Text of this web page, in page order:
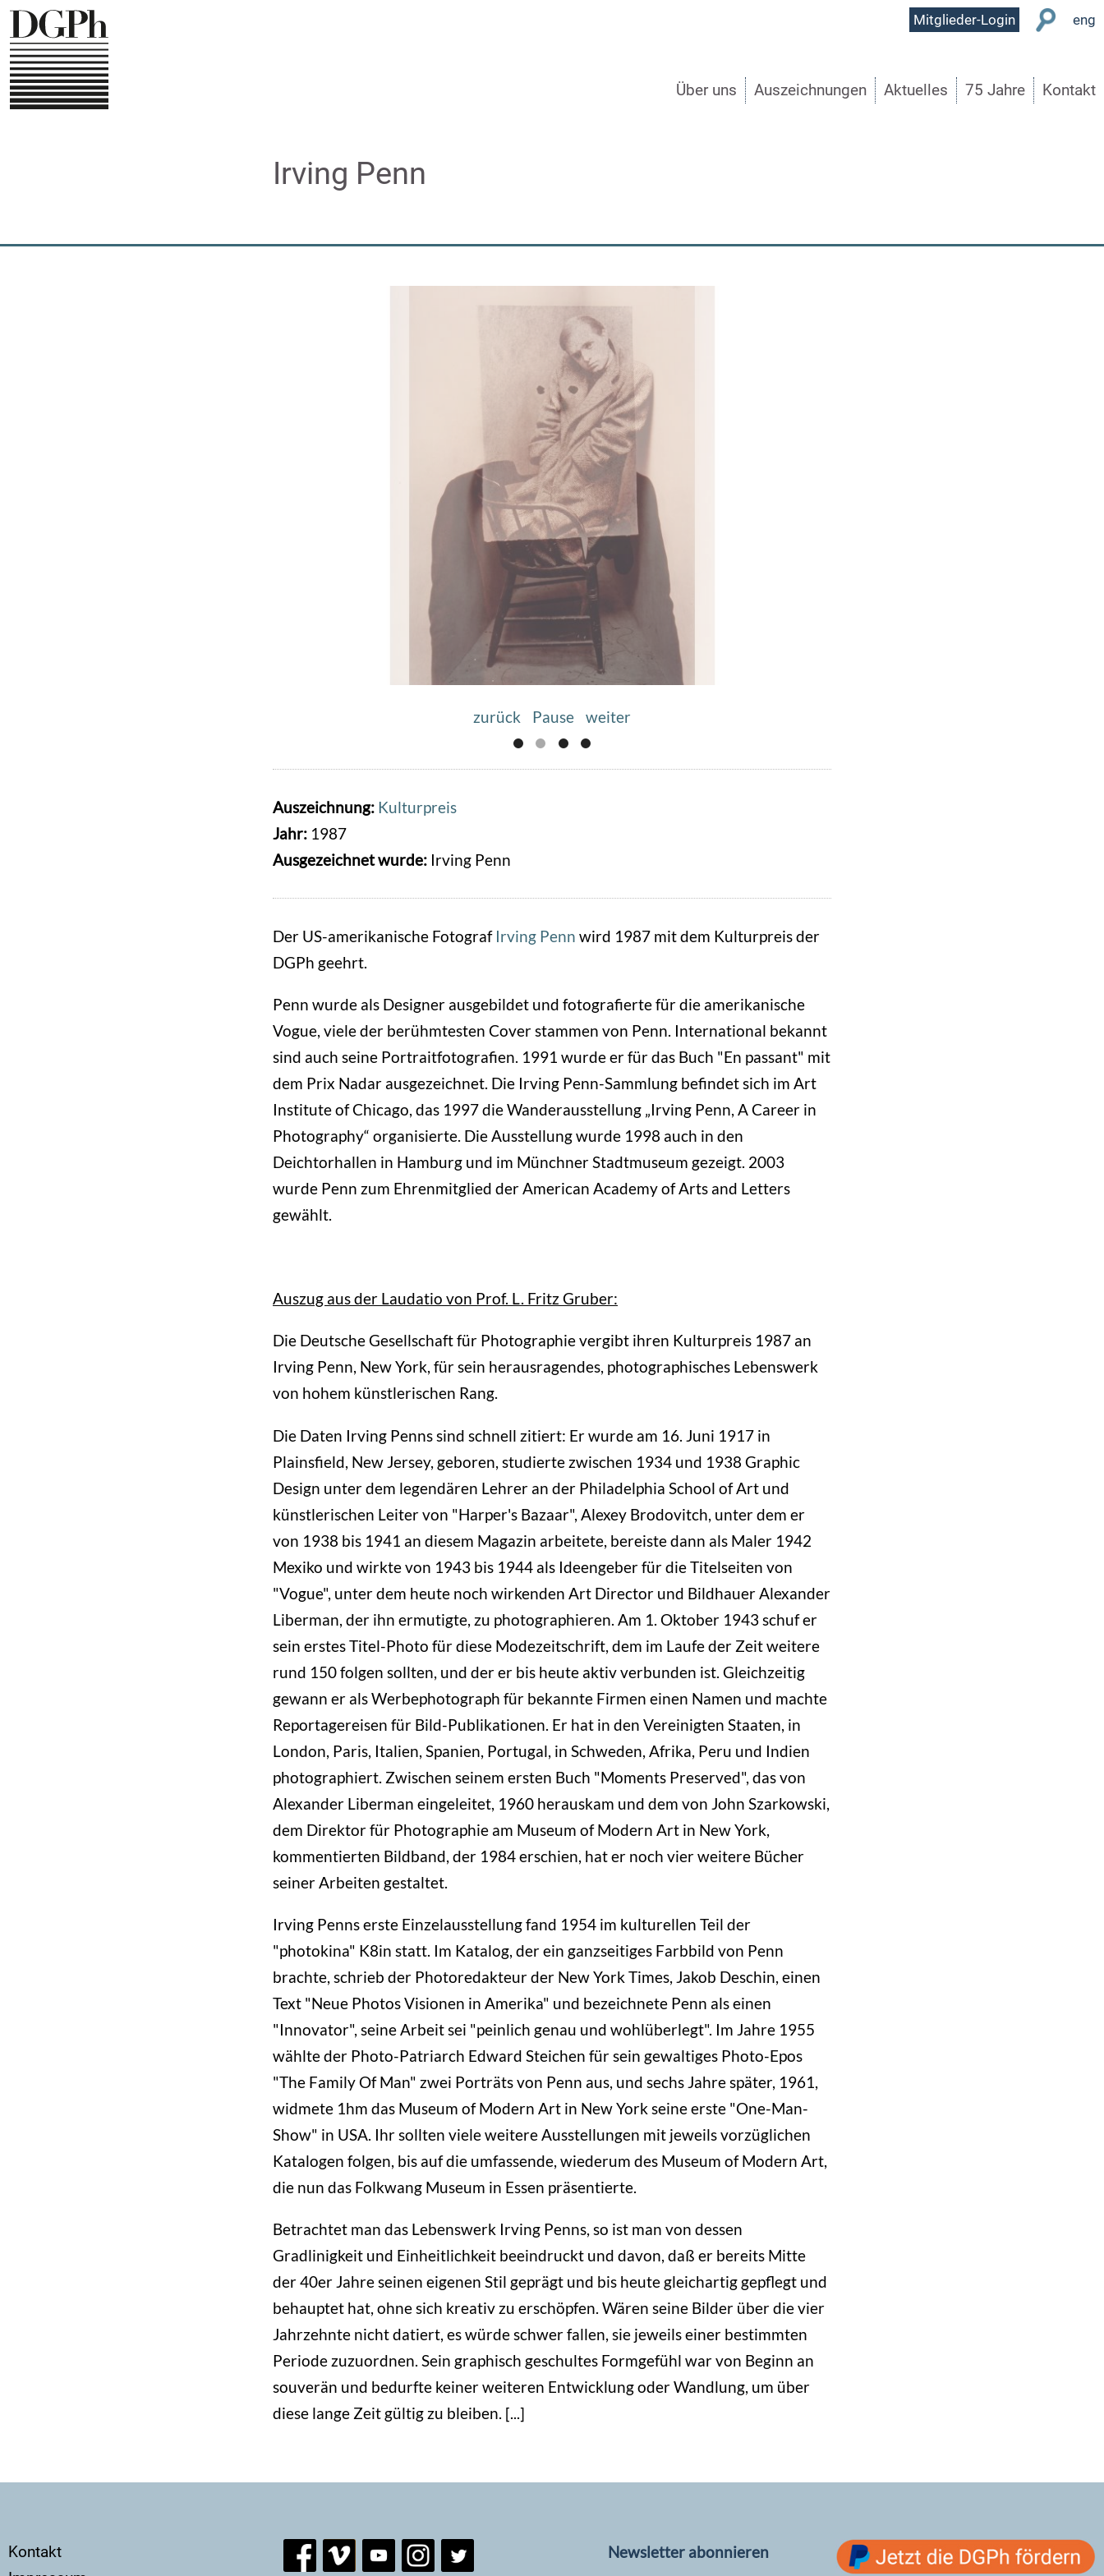
Direkt
zum
Inhalt
User
Mitglieder-Login eng
Über uns Auszeichnungen Aktuelles 75 Jahre Kontakt
Irving Penn
zurück Pause weiter
Auszeichnung: Kulturpreis
Jahr: 1987
Ausgezeichnet wurde: Irving Penn
Der US-amerikanische Fotograf Irving Penn wird 1987 mit dem Kulturpreis der
DGPh geehrt.
Penn wurde als Designer ausgebildet und fotografierte für die amerikanische
Vogue, viele der berühmtesten Cover stammen von Penn. International bekannt
sind auch seine Portraitfotografien. 1991 wurde er für das Buch "En passant" mit
dem Prix Nadar ausgezeichnet. Die Irving Penn-Sammlung befindet sich im Art
Institute of Chicago, das 1997 die Wanderausstellung „Irving Penn, A Career in
Photography“ organisierte. Die Ausstellung wurde 1998 auch in den
Deichtorhallen in Hamburg und im Münchner Stadtmuseum gezeigt. 2003
wurde Penn zum Ehrenmitglied der American Academy of Arts and Letters
gewählt.
Auszug aus der Laudatio von Prof. L. Fritz Gruber:
Die Deutsche Gesellschaft für Photographie vergibt ihren Kulturpreis 1987 an
Irving Penn, New York, für sein herausragendes, photographisches Lebenswerk
von hohem künstlerischen Rang.
Die Daten Irving Penns sind schnell zitiert: Er wurde am 16. Juni 1917 in
Plainsfield, New Jersey, geboren, studierte zwischen 1934 und 1938 Graphic
Design unter dem legendären Lehrer an der Philadelphia School of Art und
künstlerischen Leiter von "Harper's Bazaar", Alexey Brodovitch, unter dem er
von 1938 bis 1941 an diesem Magazin arbeitete, bereiste dann als Maler 1942
Mexiko und wirkte von 1943 bis 1944 als Ideengeber für die Titelseiten von
"Vogue", unter dem heute noch wirkenden Art Director und Bildhauer Alexander
Liberman, der ihn ermutigte, zu photographieren. Am 1. Oktober 1943 schuf er
sein erstes Titel-Photo für diese Modezeitschrift, dem im Laufe der Zeit weitere
rund 150 folgen sollten, und der er bis heute aktiv verbunden ist. Gleichzeitig
gewann er als Werbephotograph für bekannte Firmen einen Namen und machte
Reportagereisen für Bild-Publikationen. Er hat in den Vereinigten Staaten, in
London, Paris, Italien, Spanien, Portugal, in Schweden, Afrika, Peru und Indien
photographiert. Zwischen seinem ersten Buch "Moments Preserved", das von
Alexander Liberman eingeleitet, 1960 herauskam und dem von John Szarkowski,
dem Direktor für Photographie am Museum of Modern Art in New York,
kommentierten Bildband, der 1984 erschien, hat er noch vier weitere Bücher
seiner Arbeiten gestaltet.
Irving Penns erste Einzelausstellung fand 1954 im kulturellen Teil der
"photokina" K8in statt. Im Katalog, der ein ganzseitiges Farbbild von Penn
brachte, schrieb der Photoredakteur der New York Times, Jakob Deschin, einen
Text "Neue Photos Visionen in Amerika" und bezeichnete Penn als einen
"Innovator", seine Arbeit sei "peinlich genau und wohlüberlegt". Im Jahre 1955
wählte der Photo-Patriarch Edward Steichen für sein gewaltiges Photo-Epos
"The Family Of Man" zwei Porträts von Penn aus, und sechs Jahre später, 1961,
widmete 1hm das Museum of Modern Art in New York seine erste "One-Man-
Show" in USA. Ihr sollten viele weitere Ausstellungen mit jeweils vorzüglichen
Katalogen folgen, bis auf die umfassende, wiederum des Museum of Modern Art,
die nun das Folkwang Museum in Essen präsentierte.
Betrachtet man das Lebenswerk Irving Penns, so ist man von dessen
Gradlinigkeit und Einheitlichkeit beeindruckt und davon, daß er bereits Mitte
der 40er Jahre seinen eigenen Stil geprägt und bis heute gleichartig gepflegt und
behauptet hat, ohne sich kreativ zu erschöpfen. Wären seine Bilder über die vier
Jahrzehnte nicht datiert, es würde schwer fallen, sie jeweils einer bestimmten
Periode zuzuordnen. Sein graphisch geschultes Formgefühl war von Beginn an
souverän und bedurfte keiner weiteren Entwicklung oder Wandlung, um über
diese lange Zeit gültig zu bleiben. [...]
Secondary
Kontakt
Newsletter abonnieren